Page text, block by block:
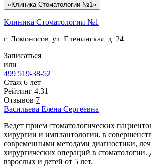
«Клиника Стоматологии №1»
Клиника Стоматологии №1
г. Ломоносов, ул. Еленинская, д. 24
Записаться
или
499 519-38-52
Стаж 6 лет
Рейтинг 4.31
Отзывов 7
Васильева Елена Сергеевна
Ведет прием стоматологических
хирургии и имплантологии, в
современными методами диагностики,
хирургических операций в стоматологии.
взрослых и детей от 5 лет.